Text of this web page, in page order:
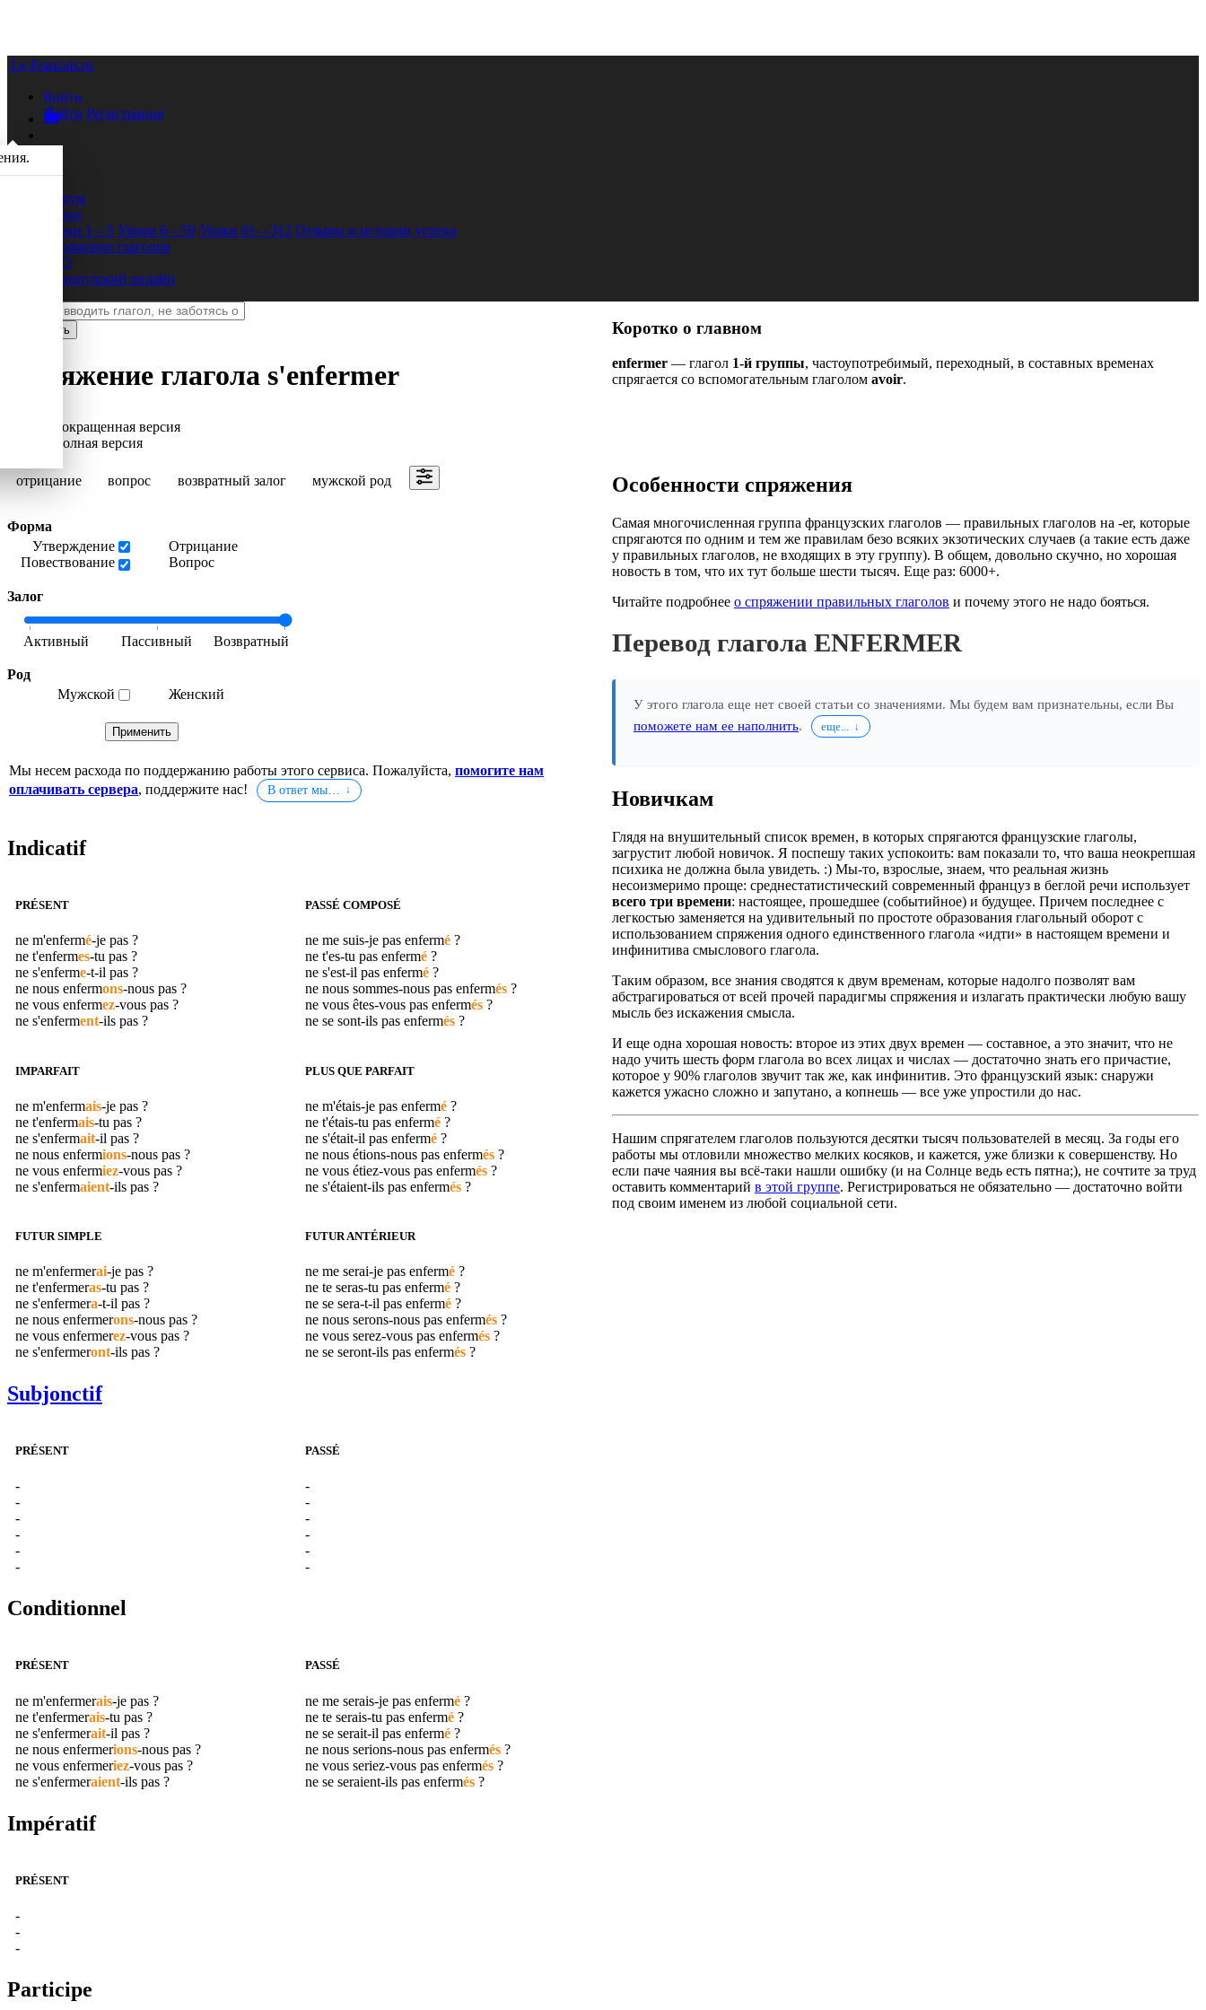
Le-Francais.ru
Войти
Войти Регистрация
Форум
Уроки
Уроки 1—5 Уроки 6—59 Уроки 61—312 Отзывы и истории успеха
Спряжение глаголов
FAQ
Французский онлайн
Спряжение глагола s'enfermer
Сокращенная версия
Полная версия
отрицание вопрос возвратный залог мужской род
Форма
Утверждение
Повествование
Отрицание
Вопрос
Залог
Род
Мужской
Женский
Мы несем расхода по поддержанию работы этого сервиса. Пожалуйста, помогите нам
оплачивать сервера, поддержите нас! В ответ мы…
Indicatif
PRÉSENT
ne m'enfermé-je pas ?
ne t'enfermes-tu pas ?
ne s'enferme-t-il pas ?
ne nous enfermons-nous pas ?
ne vous enfermez-vous pas ?
ne s'enferment-ils pas ?
PASSÉ COMPOSÉ
ne me suis-je pas enfermé?
ne t'es-tu pas enfermé?
ne s'est-il pas enfermé?
ne nous sommes-nous pas enfermés?
ne vous êtes-vous pas enfermés?
ne se sont-ils pas enfermés?
IMPARFAIT
ne m'enfermais-je pas ?
ne t'enfermais-tu pas ?
ne s'enfermait-il pas ?
ne nous enfermions-nous pas ?
ne vous enfermiez-vous pas ?
ne s'enfermaient-ils pas ?
PLUS QUE PARFAIT
ne m'étais-je pas enfermé?
ne t'étais-tu pas enfermé?
ne s'était-il pas enfermé?
ne nous étions-nous pas enfermés?
ne vous étiez-vous pas enfermés?
ne s'étaient-ils pas enfermés?
FUTUR SIMPLE
ne m'enfermerai-je pas ?
ne t'enfermeras-tu pas ?
ne s'enfermera-t-il pas ?
ne nous enfermerons-nous pas ?
ne vous enfermerez-vous pas ?
ne s'enfermeront-ils pas ?
FUTUR ANTÉRIEUR
ne me serai-je pas enfermé?
ne te seras-tu pas enfermé?
ne se sera-t-il pas enfermé?
ne nous serons-nous pas enfermés?
ne vous serez-vous pas enfermés?
ne se seront-ils pas enfermés?
Subjonctif
PRÉSENT
-
-
-
-
-
-
PASSÉ
-
-
-
-
-
-
Conditionnel
PRÉSENT
ne m'enfermerais-je pas ?
ne t'enfermerais-tu pas ?
ne s'enfermerait-il pas ?
ne nous enfermerions-nous pas ?
ne vous enfermeriez-vous pas ?
ne s'enfermeraient-ils pas ?
PASSÉ
ne me serais-je pas enfermé?
ne te serais-tu pas enfermé?
ne se serait-il pas enfermé?
ne nous serions-nous pas enfermés?
ne vous seriez-vous pas enfermés?
ne se seraient-ils pas enfermés?
Impératif
PRÉSENT
-
-
-
Participe
Коротко о главном
enfermer — глагол 1-й группы, частоупотребимый, переходный, в составных временах
спрягается со вспомогательным глаголом avoir.
Особенности спряжения
Самая многочисленная группа французских глаголов — правильных глаголов на -er, которые
спрягаются по одним и тем же правилам безо всяких экзотических случаев (а такие есть даже
у правильных глаголов, не входящих в эту группу). В общем, довольно скучно, но хорошая
новость в том, что их тут больше шести тысяч. Еще раз: 6000+.
Читайте подробнее о спряжении правильных глаголов и почему этого не надо бояться.
Перевод глагола ENFERMER
У этого глагола еще нет своей статьи со значениями. Мы будем вам признательны, если Вы
поможете нам ее наполнить. еще...
Новичкам
Глядя на внушительный список времен, в которых спрягаются французские глаголы,
загрустит любой новичок. Я поспешу таких успокоить: вам показали то, что ваша неокрепшая
психика не должна была увидеть. :) Мы-то, взрослые, знаем, что реальная жизнь
несоизмеримо проще: среднестатистический современный француз в беглой речи использует
всего три времени: настоящее, прошедшее (событийное) и будущее. Причем последнее с
легкостью заменяется на удивительный по простоте образования глагольный оборот с
использованием спряжения одного единственного глагола «идти» в настоящем времени и
инфинитива смыслового глагола.
Таким образом, все знания сводятся к двум временам, которые надолго позволят вам
абстрагироваться от всей прочей парадигмы спряжения и излагать практически любую вашу
мысль без искажения смысла.
И еще одна хорошая новость: второе из этих двух времен — составное, а это значит, что не
надо учить шесть форм глагола во всех лицах и числах — достаточно знать его причастие,
которое у 90% глаголов звучит так же, как инфинитив. Это французский язык: снаружи
кажется ужасно сложно и запутано, а копнешь — все уже упростили до нас.
Нашим спрягателем глаголов пользуются десятки тысяч пользователей в месяц. За годы его
работы мы отловили множество мелких косяков, и кажется, уже близки к совершенству. Но
если паче чаяния вы всё-таки нашли ошибку (и на Солнце ведь есть пятна;), не сочтите за труд
оставить комментарий в этой группе. Регистрироваться не обязательно — достаточно войти
под своим именем из любой социальной сети.